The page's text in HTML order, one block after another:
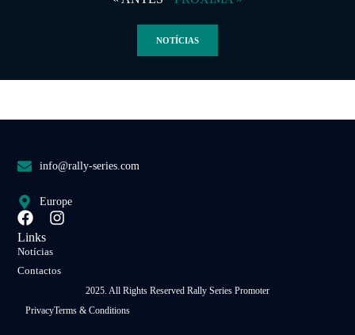
NOTÍCIAS
info@rally-series.com
Europe
Links
Notícias
Contactos
2025. All Rights Reserved Rally Series Promoter
PrivacyTerms & Conditions